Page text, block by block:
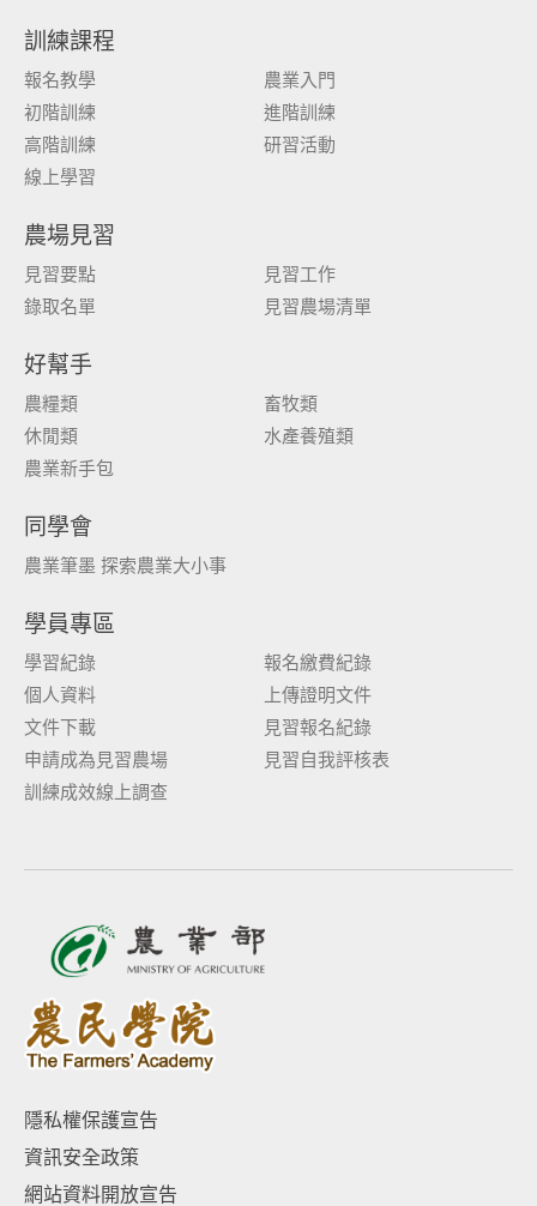
訓練課程
報名教學
農業入門
初階訓練
進階訓練
高階訓練
研習活動
線上學習
農場見習
見習要點
見習工作
錄取名單
見習農場清單
好幫手
農糧類
畜牧類
休閒類
水產養殖類
農業新手包
同學會
農業筆墨 探索農業大小事
學員專區
學習紀錄
報名繳費紀錄
個人資料
上傳證明文件
文件下載
見習報名紀錄
申請成為見習農場
見習自我評核表
訓練成效線上調查
隱私權保護宣告
資訊安全政策
網站資料開放宣告